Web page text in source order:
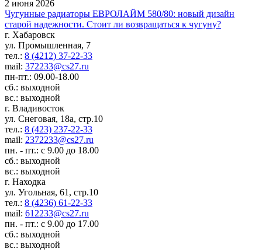
2 июня 2026
Чугунные радиаторы ЕВРОЛАЙМ 580/80: новый дизайн
старой надежности. Стоит ли возвращаться к чугуну?
г. Хабаровск
ул. Промышленная, 7
тел.: 8 (4212) 37-22-33
mail: 372233@cs27.ru
пн-пт.: 09.00-18.00
сб.: выходной
вс.: выходной
г. Владивосток
ул. Снеговая, 18а, стр.10
тел.: 8 (423) 237-22-33
mail: 2372233@cs27.ru
пн. - пт.: с 9.00 до 18.00
сб.: выходной
вс.: выходной
г. Находка
ул. Угольная, 61, стр.10
тел.: 8 (4236) 61-22-33
mail: 612233@cs27.ru
пн. - пт.: с 9.00 до 17.00
сб.: выходной
вс.: выходной